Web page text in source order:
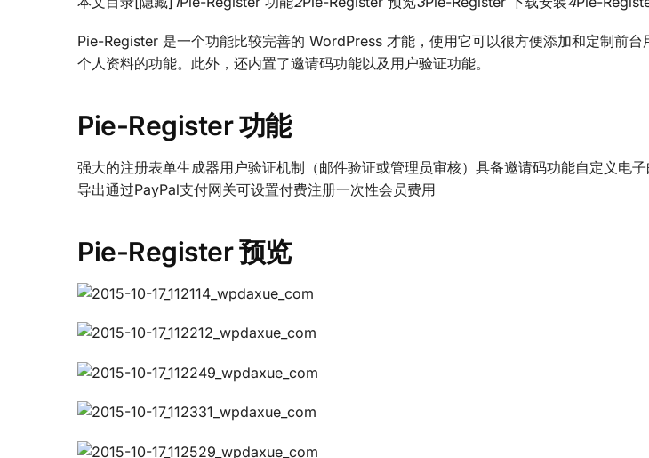
Pie-Register 是一个功能比较完善的 WordPress 才能，使用它可以很方便添加和定制前
个人资料的功能。此外，还内置了邀请码功能以及用户验证功能。
Pie-Register 功能
强大的注册表单生成器用户验证机制（邮件验证或管理员审核）具备邀请码功能自定义电
导出通过PayPal支付网关可设置付费注册一次性会员费用
Pie-Register 预览